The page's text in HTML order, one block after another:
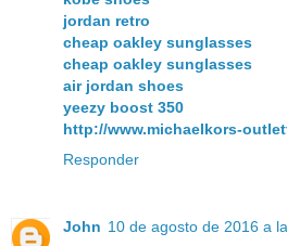
jordan retro
cheap oakley sunglasses
cheap oakley sunglasses
air jordan shoes
yeezy boost 350
http://www.michaelkors-
Responder
John 10 de agosto de 2016 a